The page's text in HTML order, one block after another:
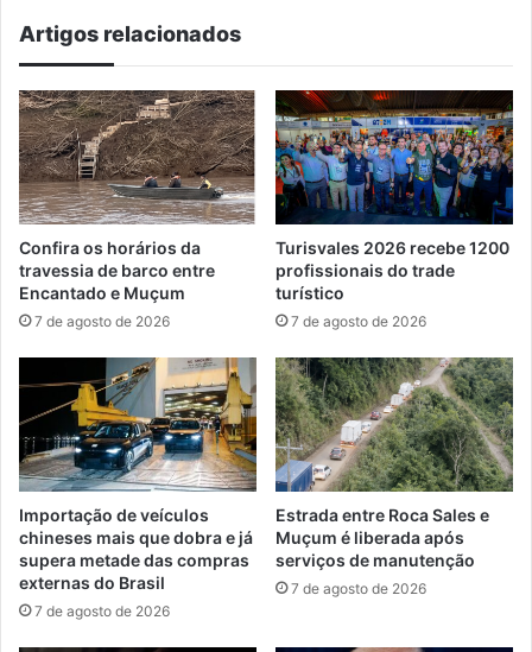
Artigos relacionados
Confira os horários da
travessia de barco entre
Encantado e Muçum
7 de agosto de 2026
Turisvales 2026 recebe 1200
profissionais do trade
turístico
7 de agosto de 2026
Importação de veículos
chineses mais que dobra e já
supera metade das compras
externas do Brasil
7 de agosto de 2026
Estrada entre Roca Sales e
Muçum é liberada após
serviços de manutenção
7 de agosto de 2026